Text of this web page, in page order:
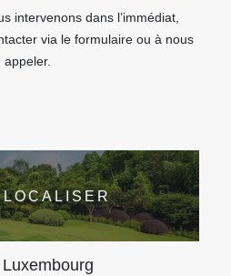
intervenons dans l’immédiat,
via le formulaire ou à nous
appeler.
LOCALISER